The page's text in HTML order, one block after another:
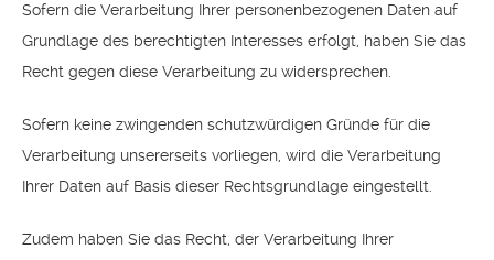
Sofern die Verarbeitung Ihrer personenbezogenen Daten auf
Grundlage des berechtigten Interesses erfolgt, haben Sie das
Recht gegen diese Verarbeitung zu widersprechen.
Sofern keine zwingenden schutzwürdigen Gründe für die
Verarbeitung unsererseits vorliegen, wird die Verarbeitung
Ihrer Daten auf Basis dieser Rechtsgrundlage eingestellt.
Zudem haben Sie das Recht, der Verarbeitung Ihrer